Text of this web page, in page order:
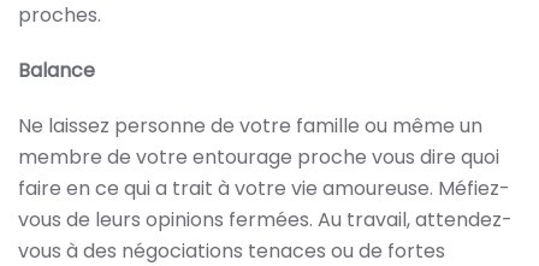
proches.
Balance
Ne laissez personne de votre famille ou même un
membre de votre entourage proche vous dire quoi
faire en ce qui a trait à votre vie amoureuse. Méfiez-
vous de leurs opinions fermées. Au travail, attendez-
vous à des négociations tenaces ou de fortes